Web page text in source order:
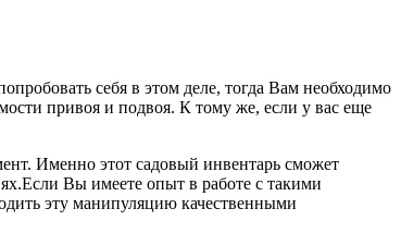
себя в этом деле, тогда Вам необходимо
привоя и подвоя. К тому же, если у вас еще
Именно этот садовый инвентарь сможет
Вы имеете опыт в работе с такими
эту манипуляцию качественными